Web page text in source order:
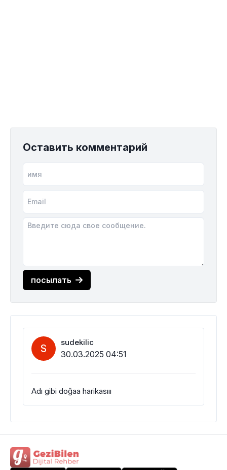
Оставить комментарий
посылать
S sudekilic
30.03.2025 04:51
Adı gibi doğaa harikasııı